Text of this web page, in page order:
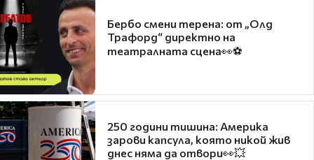
Бербо смени терена: от „Олд
Трафорд“ директно на
театралната сцена👀⚽
250 години тишина: Америка
зарови капсула, която никой жив
днес няма да отвори👀💥